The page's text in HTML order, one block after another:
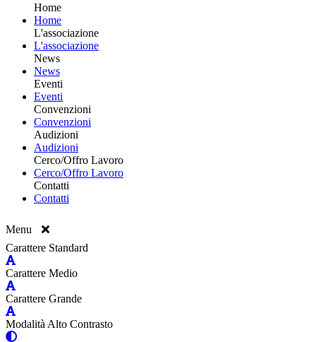
Home
Home
L'associazione
L'associazione
News
News
Eventi
Eventi
Convenzioni
Convenzioni
Audizioni
Audizioni
Cerco/Offro Lavoro
Cerco/Offro Lavoro
Contatti
Contatti
Menu
Carattere Standard
Carattere Medio
Carattere Grande
Modalità Alto Contrasto